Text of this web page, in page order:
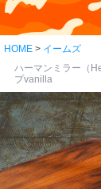
HOME
イームズ
ハーマンミラー（
プvanilla